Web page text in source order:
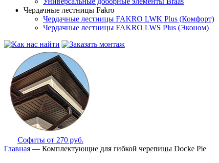
Чердачные лестницы Fakro
Чердачные лестницы FAKRO LWK Plus (Комфорт)
Чердачные лестницы FAKRO LWS Plus (Эконом)
Софиты от 270 руб.
Главная — Комплектующие для гибкой черепицы Docke Pie